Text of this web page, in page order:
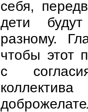
себя,
дети
разному.
чтобы этот
с